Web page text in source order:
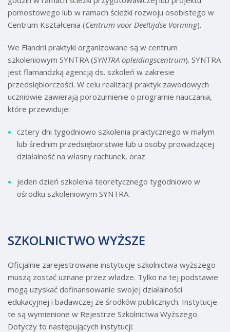
pomostowego lub w ramach ścieżki rozwoju osobistego w
Centrum Kształcenia (Centrum voor Deeltijdse Vorming).
We Flandrii praktyki organizowane są w centrum
szkoleniowym SYNTRA (SYNTRA opleidingscentrum). SYNTRA
jest flamandzką agencją ds. szkoleń w zakresie
przedsiębiorczości. W celu realizacji praktyk zawodowych
uczniowie zawierają porozumienie o programie nauczania,
które przewiduje:
cztery dni tygodniowo szkolenia praktycznego w małym
lub średnim przedsiębiorstwie lub u osoby prowadzącej
działalność na własny rachunek, oraz
jeden dzień szkolenia teoretycznego tygodniowo w
ośrodku szkoleniowym SYNTRA.
SZKOLNICTWO WYŻSZE
Oficjalnie zarejestrowane instytucje szkolnictwa wyższego
muszą zostać uznane przez władze. Tylko na tej podstawie
mogą uzyskać dofinansowanie swojej działalności
edukacyjnej i badawczej ze środków publicznych. Instytucje
te są wymienione w Rejestrze Szkolnictwa Wyższego.
Dotyczy to następujących instytucji: